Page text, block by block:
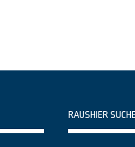
RAUSHIER SUCHE